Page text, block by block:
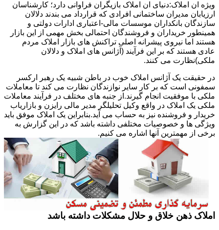
ویژه ان املاک:دنیای ان املاک بازیگران فراوانی دارد؛ کارشناسان
ارزیابان مدیران ساختمانی افرادی که قرارداد می بندند دلالان
سازندگان بانکداران موسسات مالی-اعتباری ادارات دولتی و
همینطور خریداران و فروشندگان احتمالی بخش مهمی از این بازار
هستند اما نیروی پیشرانه اصلی تراکنش های بازار املاک مردم
عادی هستند که بر این فرآیند (آژانس های املاک و دلالان
ملکی)نظارت می کنند.
در حقیقت یک آژانس املاک خوب در باطن شبیه یک رهبر ارکسر
سمفونی است که بر کار سایر نوازندگان نظارت می کند تا معاملات
ملکی با موفقیت انجام گیرند.از جنبه های مختلف در فرآیند معاملات
ملکی یک املاک در واقع وکیل تحلیلگر مدیر مالی رایزن و بازاریاب
خریدار و فروشنده نیز به حساب می آید.بنابراین یک املاک موفق باید
ویژگی ها و خصوصیات مختلفی داشته باشد که در این گزارش به
برخی از مهمترین آنها اشاره می کنیم.
املاک ذهن خلاق و حلال مشکلات داشته باشد